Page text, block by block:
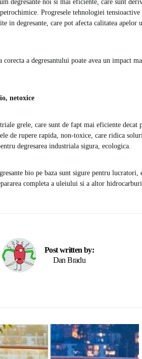
degresante noi si mai eficiente, care sunt
Progresele tehnologiei
in degresante, care pot afecta calitatea apelor
a degresantului poate avea un impact
netoxice
grele, care sunt de fapt mai eficiente decat
de rupere rapida, non-toxice, care ridica
degresarea industriala sigura, ecologica.
bio pe baza sunt sigure pentru lucratori,
completa a uleiului si a altor hidrocarburi
Post written by:
Dan Bradu